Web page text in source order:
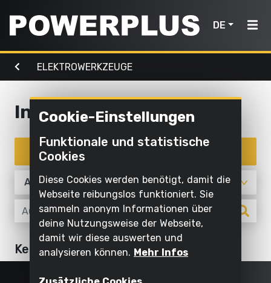
DE
Elektrowerkzeuge
bohren
Sägen und
ablängen
Schleifen
Schleifen
Gartenmaschinen
Außenreinigung
Mähen
und
Sägen
Rasen
und
Boden
Licht &
Wasser
Wasser
Aufpumpen
und
ablassen
Pumpen
ELEKTROWERKZEUGE
Home
Produkte
Elektrowerkzeuge
Gartenmaschinen
Luft,
Licht
&
Wasser
Inspiration
Mein
Powerplus
Ein
Gerät
registrieren
Innenreinigung
Elektrowerkzeuge
Wasser oder Staub
Keine Artikel
Cookie-Einstellungen
Funktionale und statistische
Cookies
Diese Cookies werden benötigt, damit die
Webseite reibungslos funktioniert. Sie
sammeln anonym Informationen über
deine Nutzungsweise der Webseite,
damit wir diese auswerten und
analysieren können. Mehr Infos